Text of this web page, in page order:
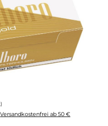
ab 50 €